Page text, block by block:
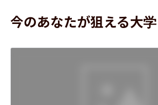
今のあなたが狙える大学